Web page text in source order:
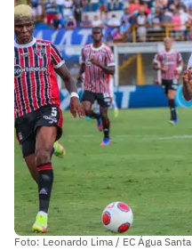
Foto: Leonardo Lima / EC Água Santa